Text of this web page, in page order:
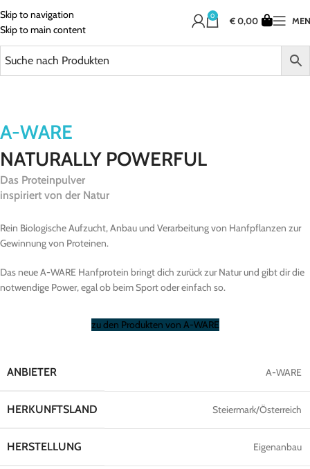
Skip to navigation
Skip to main content
0 €0,00
A-WARE
NATURALLY POWERFUL
Das Proteinpulver
inspiriert von der Natur
Rein Biologische Aufzucht, Anbau und Verarbeitung von Hanfpflanzen zur
Gewinnung von Proteinen.
Das neueA-WARE Hanfprotein bringt dich zurück zur Natur und gibt dir die
notwendige Power, egal ob beim Sport oder einfach so.
zu den Produkten von A-WARE
ANBIETER A-WARE
HERKUNFTSLAND Steiermark/Österreich
HERSTELLUNG Eigenanbau